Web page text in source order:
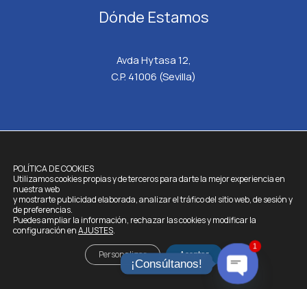
Dónde Estamos
Avda Hytasa 12,
C.P. 41006 (Sevilla)
HISPATRANSFERS.
Aviso Legal
Política de Cookies
Política de Privacidad
Términos y Condiciones
FAQ
Acceso a datos
POLÍTICA DE COOKIES
Utilizamos cookies propias y de terceros para darte la mejor experiencia en
nuestra web
y mostrarte publicidad elaborada, analizar el tráfico del sitio web, de sesión y
de preferencias.
Puedes ampliar la información, rechazar las cookies y modificar la
configuración enAJUSTES.
Aceptar
Personalizar
¡Consúltanos!
1